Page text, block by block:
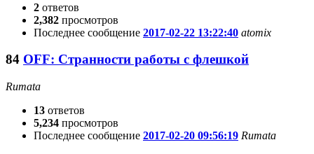
2 ответов
2,382 просмотров
Последнее сообщение 2017-02-22 13:22:40 atomix
84 OFF: Странности работы с флешкой
Rumata
13 ответов
5,234 просмотров
Последнее сообщение 2017-02-20 09:56:19 Rumata